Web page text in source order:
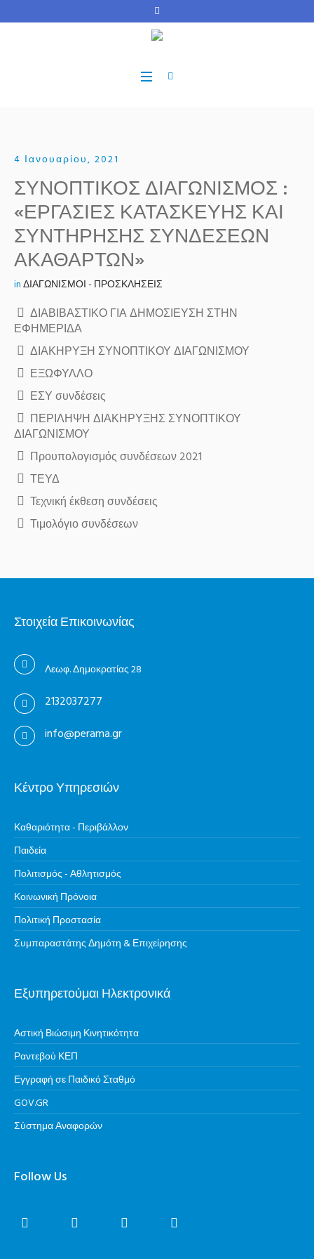
4 Ιανουαρίου, 2021
ΣΥΝΟΠΤΙΚΟΣ ΔΙΑΓΩΝΙΣΜΟΣ :
«ΕΡΓΑΣΙΕΣ ΚΑΤΑΣΚΕΥΗΣ ΚΑΙ
ΣΥΝΤΗΡΗΣΗΣ ΣΥΝΔΕΣΕΩΝ
ΑΚΑΘΑΡΤΩΝ»
inΔΙΑΓΩΝΙΣΜΟΙ - ΠΡΟΣΚΛΗΣΕΙΣ
ΔΙΑΒΙΒΑΣΤΙΚΟ ΓΙΑ ΔΗΜΟΣΙΕΥΣΗ ΣΤΗΝ
ΕΦΗΜΕΡΙΔΑ
ΔΙΑΚΗΡΥΞΗ ΣΥΝΟΠΤΙΚΟΥ ΔΙΑΓΩΝΙΣΜΟΥ
ΕΞΩΦΥΛΛΟ
ΕΣΥ συνδέσεις
ΠΕΡΙΛΗΨΗ ΔΙΑΚΗΡΥΞΗΣ ΣΥΝΟΠΤΙΚΟΥ
ΔΙΑΓΩΝΙΣΜΟΥ
Προυπολογισμός συνδέσεων 2021
ΤΕΥΔ
Τεχνική έκθεση συνδέσεις
Τιμολόγιο συνδέσεων
Στοιχεία Επικοινωνίας
Λεωφ. Δημοκρατίας 28
2132037277
info@perama.gr
Κέντρο Υπηρεσιών
Καθαριότητα - Περιβάλλον
Παιδεία
Πολιτισμός - Αθλητισμός
Κοινωνική Πρόνοια
Πολιτική Προστασία
Συμπαραστάτης Δημότη & Επιχείρησης
Εξυπηρετούμαι Ηλεκτρονικά
Αστική Βιώσιμη Κινητικότητα
Ραντεβού ΚΕΠ
Εγγραφή σε Παιδικό Σταθμό
GOV.GR
Σύστημα Αναφορών
Follow Us